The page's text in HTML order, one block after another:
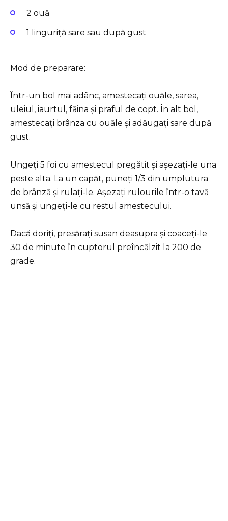
2 ouă
1 linguriță sare sau după gust
Mod de preparare:
Într-un bol mai adânc, amestecați ouăle, sarea,
uleiul, iaurtul, făina și praful de copt. În alt bol,
amestecați brânza cu ouăle și adăugați sare după
gust.
Ungeți 5 foi cu amestecul pregătit și așezați-le una
peste alta. La un capăt, puneți 1/3 din umplutura
de brânză și rulați-le. Așezați rulourile într-o tavă
unsă și ungeți-le cu restul amestecului.
Dacă doriți, presărați susan deasupra și coaceți-le
30 de minute în cuptorul preîncălzit la 200 de
grade.